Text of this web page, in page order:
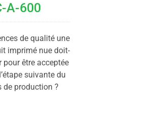
A-600
de qualité une
imprimé nue doit-
pour être acceptée
suivante du
de production ?